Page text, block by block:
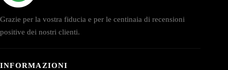
Grazie per la vostra fiducia e per le centinaia di recensioni
positive dei nostri clienti.
INFORMAZIONI